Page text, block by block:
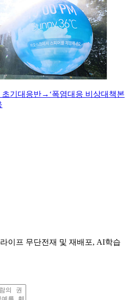
초기대응반→‘폭염대응 비상대책본
이프 무단전재 및 재배포, AI학습